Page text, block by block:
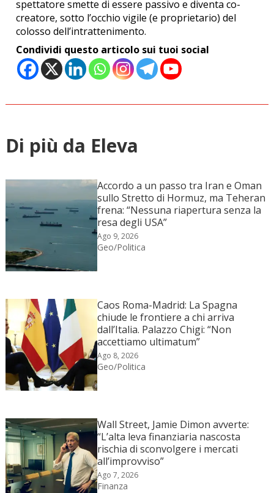
spettatore smette di essere passivo e diventa co-
creatore, sotto l’occhio vigile (e proprietario) del
colosso dell’intrattenimento.
Condividi questo articolo sui tuoi social
Di più da Eleva
Accordo a un passo tra Iran e Oman
sullo Stretto di Hormuz, ma Teheran
frena: “Nessuna riapertura senza la
resa degli USA”
Ago 9, 2026
Geo/Politica
Caos Roma-Madrid: La Spagna
chiude le frontiere a chi arriva
dall’Italia. Palazzo Chigi: “Non
accettiamo ultimatum”
Ago 8, 2026
Geo/Politica
Wall Street, Jamie Dimon avverte:
“L’alta leva finanziaria nascosta
rischia di sconvolgere i mercati
all’improvviso”
Ago 7, 2026
Finanza